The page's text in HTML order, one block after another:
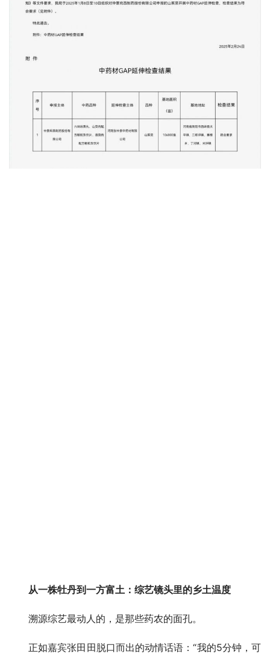
从一株牡丹到一方富土：综艺镜头里的乡土温度
溯源综艺最动人的，是那些药农的面孔。
正如嘉宾张田田脱口而出的动情话语：“我的5分钟，可